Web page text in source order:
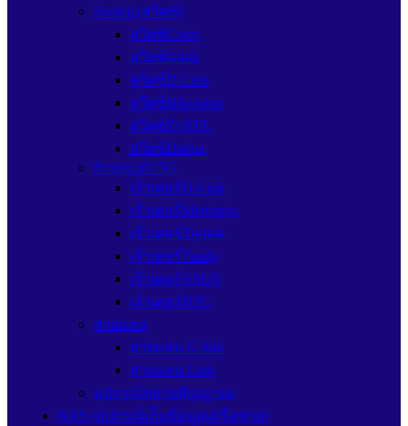
Switch (สวิตช์)
สวิตช์Cisco
สวิตช์Glink
สวิตซ์D-Link
สวิตซ์Hikvision
สวิตซ์ZyXEL
สวิตซ์Dahua
Router 4G/5G
เร้าเตอร์D-Link
เร้าเตอร์Mercusys
เร้าเตอร์Tp-link
เร้าเตอร์Tenda
เร้าเตอร์ASUS
เร้าเตอร์H3C
สายแลน
สายแลน G link
สายแลน Link
อุปกรณ์ขยายสัญญาณ
NAS (อุปกรณ์เก็บข้อมูลเครือข่าย)